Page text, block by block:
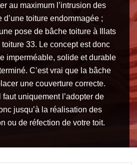
au maximum l’intrusion des
toiture endommagée ;
pose de bâche toiture à Illats
33. Le concept est donc
imperméable, solide et durable
C’est vrai que la bâche
une couverture correcte.
faut uniquement l’adopter de
jusqu’à la réalisation des
ou de réfection de votre toit.